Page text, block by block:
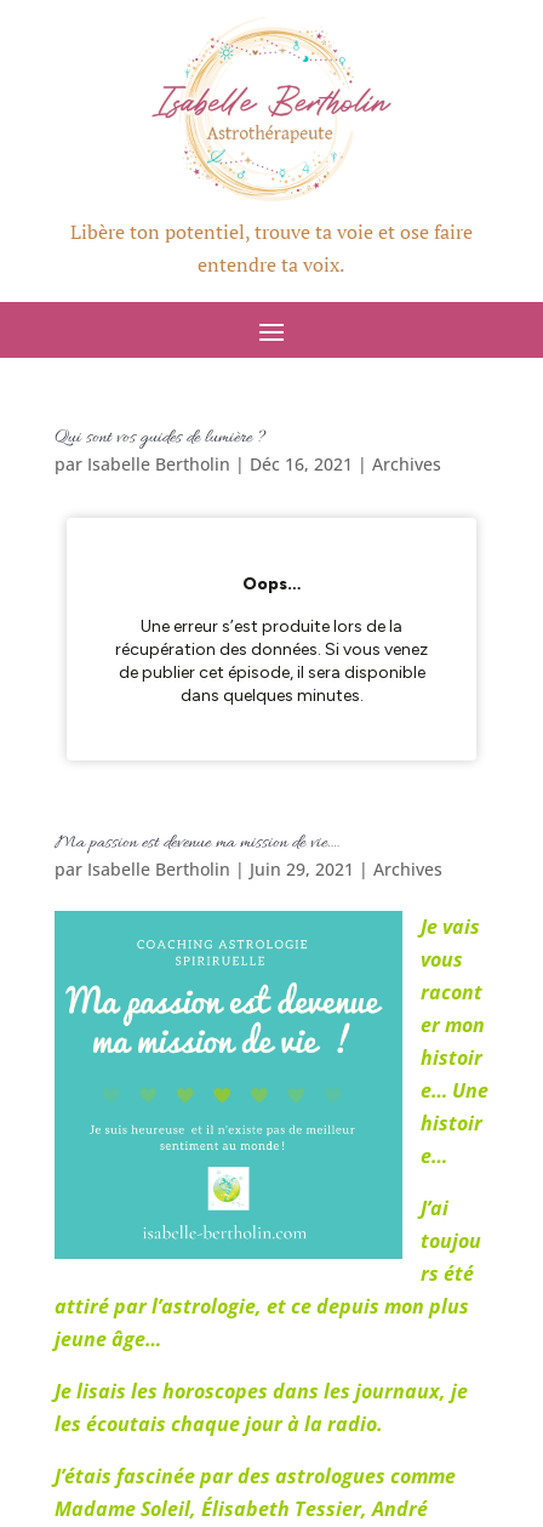
Libère ton potentiel, trouve ta voie et ose faire
entendre ta voix.
Qui sont vos guides de lumière ?
par Isabelle Bertholin | Déc 16, 2021 | Archives
Ma passion est devenue ma mission de vie….
par Isabelle Bertholin | Juin 29, 2021 | Archives
Je vais
vous
racont
er mon
histoir
e… Une
histoir
e…
J’ai
toujou
rs été
attiré par l’astrologie, et ce depuis mon plus
jeune âge…
Je lisais les horoscopes dans les journaux, je
les écoutais chaque jour à la radio.
J’étais fascinée par des astrologues comme
Madame Soleil, Élisabeth Tessier, André